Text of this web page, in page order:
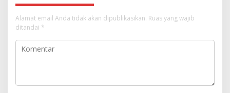
Alamat email Anda tidak akan dipublikasikan. Ruas yang wajib
ditandai *